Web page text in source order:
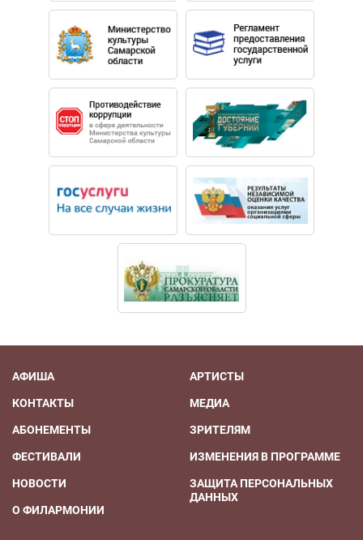
АФИША
КОНТАКТЫ
АБОНЕМЕНТЫ
ФЕСТИВАЛИ
НОВОСТИ
О ФИЛАРМОНИИ
АРТИСТЫ
МЕДИА
ЗРИТЕЛЯМ
ИЗМЕНЕНИЯ В ПРОГРАММЕ
ЗАЩИТА ПЕРСОНАЛЬНЫХ
ДАННЫХ